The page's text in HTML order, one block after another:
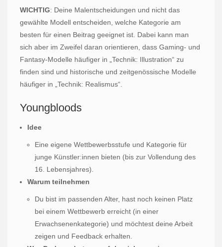
WICHTIG: Deine Malentscheidungen und nicht das
gewählte Modell entscheiden, welche Kategorie am
besten für einen Beitrag geeignet ist. Dabei kann man
sich aber im Zweifel daran orientieren, dass Gaming- und
Fantasy-Modelle häufiger in „Technik: Illustration“ zu
finden sind und historische und zeitgenössische Modelle
häufiger in „Technik: Realismus“.
Youngbloods
Idee
Eine eigene Wettbewerbsstufe und Kategorie für
junge Künstler:innen bieten (bis zur Vollendung des
16. Lebensjahres).
Warum teilnehmen
Du bist im passenden Alter, hast noch keinen Platz
bei einem Wettbewerb erreicht (in einer
Erwachsenenkategorie) und möchtest deine Arbeit
zeigen und Feedback erhalten.